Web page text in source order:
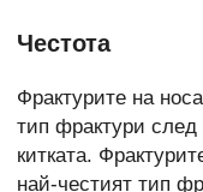
Честота
Фрактурите на
тип фрактури
китката.
най-честият тип